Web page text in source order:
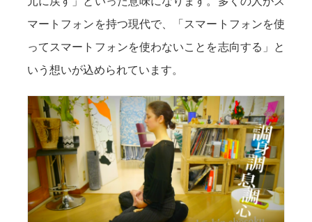
マートフォンを持つ現代で、「スマートフォンを使
ってスマートフォンを使わないことを志向する」と
いう想いが込められています。